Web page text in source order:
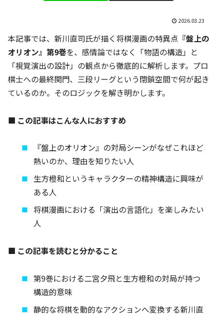
2026.03.23
本記事では、新川直司氏が描く将棋漫画の特異点 『盤上の
オリオン』第9巻を、感情論ではなく「物語の構造」と
「視覚演出の設計」の観点から徹底的に解析します。プロ
棋士への最終関門、三段リーグという閉鎖空間で何が起き
ているのか。そのロジックを解き明かします。
■ この記事はこんな人におすすめ
『盤上のオリオン』の対局シーンがなぜこれほど
熱いのか、理由を知りたい人
生方橙和というキャラクターの精神構造に興味が
ある人
将棋漫画における「演出の言語化」を楽しみたい
人
■ この記事を読むと分かること
第9巻における二宮夕飛と生方橙和の対局が持つ
構造的意味
静的な将棋を動的なアクションへ変換する新川直